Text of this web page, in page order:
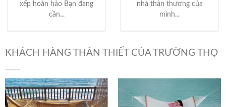
xếp hoàn hảo Bạn đang
cần...
nhà thân thương của
mình...
KHÁCH HÀNG THÂN THIẾT CỦA TRƯỜNG THỌ